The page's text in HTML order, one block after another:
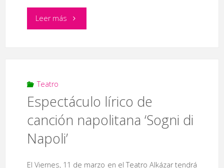
Leer más"Teatro
peligrosa
de
Teatro
Espectáculo lírico de
canción napolitana ‘Sogni di
Napoli’
El Viernes, 11 de marzo en el Teatro Alkázar tendrá